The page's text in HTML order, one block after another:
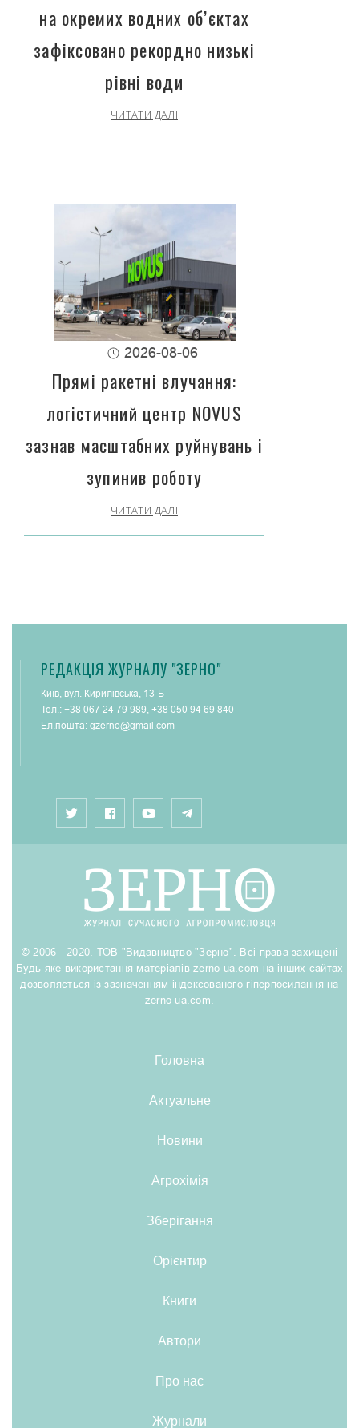
на окремих водних об’єктах
зафіксовано рекордно низькі
рівні води
ЧИТАТИ ДАЛІ
2026-08-06
Прямі ракетні влучання:
логістичний центр NOVUS
зазнав масштабних руйнувань і
зупинив роботу
ЧИТАТИ ДАЛІ
РЕДАКЦІЯ ЖУРНАЛУ "ЗЕРНО"
Київ, вул. Кирилівська, 13-Б
Тел.: +38 067 24 79 989, +38 050 94 69 840
Ел.пошта: gzerno@gmail.com
© 2006 - 2020. ТОВ "Видавництво "Зерно". Всі права захищені
Будь-яке використання матеріалів zerno-ua.com на інших сайтах
дозволяється із зазначенням індексованого гіперпосилання на
zerno-ua.com.
Головна
Актуальне
Новини
Агрохімія
Зберігання
Орієнтир
Книги
Автори
Про нас
Журнали